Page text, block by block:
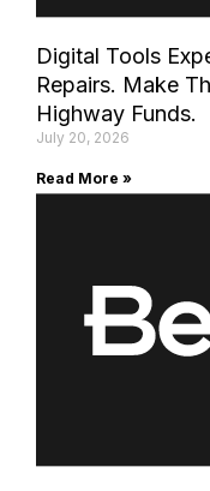
Digital Tools
Repairs. Make
Highway Funds.
July 20, 2026
Read More »